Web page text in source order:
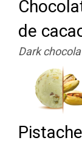
de
Dark
Pistache